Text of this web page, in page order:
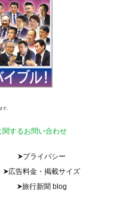
す。
するお問い合わせ
プライバシー
広告料金・掲載サイズ
旅行新聞 blog